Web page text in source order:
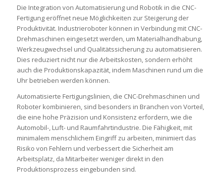
Die Integration von Automatisierung und Robotik in die CNC-
Fertigung eröffnet neue Möglichkeiten zur Steigerung der
Produktivität. Industrieroboter können in Verbindung mit CNC-
Drehmaschinen eingesetzt werden, um Materialhandhabung,
Werkzeugwechsel und Qualitätssicherung zu automatisieren.
Dies reduziert nicht nur die Arbeitskosten, sondern erhöht
auch die Produktionskapazität, indem Maschinen rund um die
Uhr betrieben werden können.
Automatisierte Fertigungslinien, die CNC-Drehmaschinen und
Roboter kombinieren, sind besonders in Branchen von Vorteil,
die eine hohe Präzision und Konsistenz erfordern, wie die
Automobil-, Luft- und Raumfahrtindustrie. Die Fähigkeit, mit
minimalem menschlichem Eingriff zu arbeiten, minimiert das
Risiko von Fehlern und verbessert die Sicherheit am
Arbeitsplatz, da Mitarbeiter weniger direkt in den
Produktionsprozess eingebunden sind.